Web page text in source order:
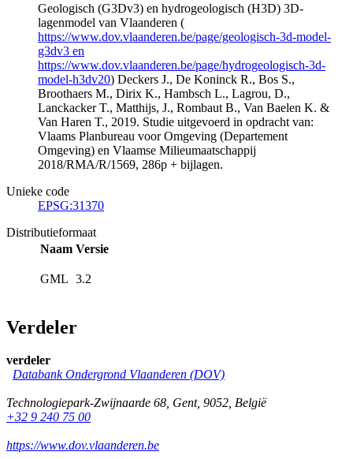
Geologisch (G3Dv3) en hydrogeologisch (H3D) 3D-
lagenmodel van Vlaanderen (
https://www.dov.vlaanderen.be/page/geologisch-3d-model-
g3dv3 en
https://www.dov.vlaanderen.be/page/hydrogeologisch-3d-
model-h3dv20) Deckers J., De Koninck R., Bos S.,
Broothaers M., Dirix K., Hambsch L., Lagrou, D.,
Lanckacker T., Matthijs, J., Rombaut B., Van Baelen K. &
Van Haren T., 2019. Studie uitgevoerd in opdracht van:
Vlaams Planbureau voor Omgeving (Departement
Omgeving) en Vlaamse Milieumaatschappij
2018/RMA/R/1569, 286p + bijlagen.
Unieke code
EPSG:31370
Distributieformaat
Naam Versie
GML 3.2
Verdeler
verdeler
Databank Ondergrond Vlaanderen (DOV)
Technologiepark-Zwijnaarde 68, Gent, 9052, België
+32 9 240 75 00
https://www.dov.vlaanderen.be